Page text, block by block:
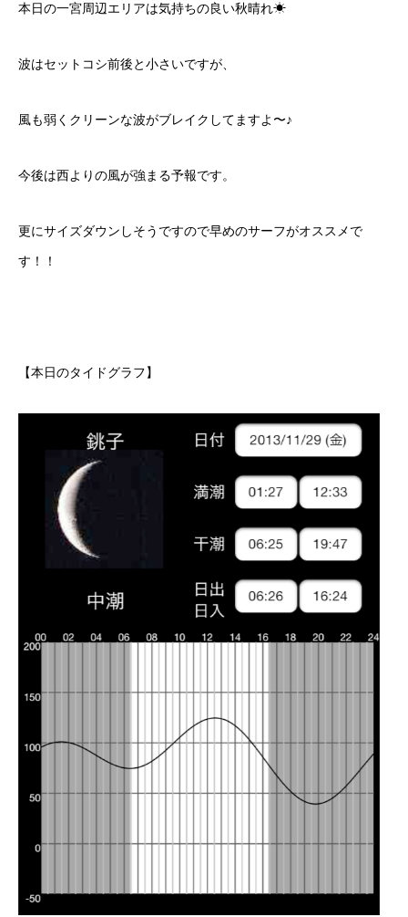
本日の一宮周辺エリアは気持ちの良い秋晴れ☀
波はセットコシ前後と小さいですが、
風も弱くクリーンな波がブレイクしてますよ〜♪
今後は西よりの風が強まる予報です。
更にサイズダウンしそうですので早めのサーフがオススメで
す！！
【本日のタイドグラフ】